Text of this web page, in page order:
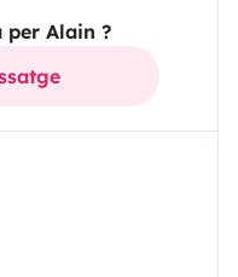
per Alain ?